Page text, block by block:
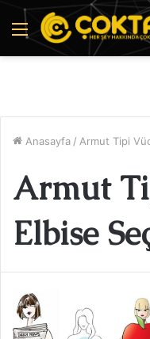
Menü
Anasayfa / Armut Tipi
Armut
Elbise